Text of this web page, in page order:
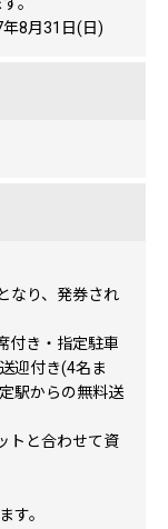
8月31日(日)
なり、発券され
付き・指定駐車
迎付き(4名ま
駅からの無料送
トと合わせて資
す。